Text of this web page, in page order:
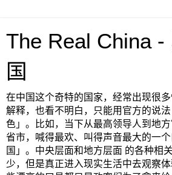
The Real China -
国
在中国这个奇特的国家，经常出现很
解释，也看不明白，只能用官方的说
色」。比如，当下从最高领导人到地
省市，喊得最欢、叫得声音最大的一
国」。中央层面和地方层面 的各种相
少，但是真正进入现实生活中去观察